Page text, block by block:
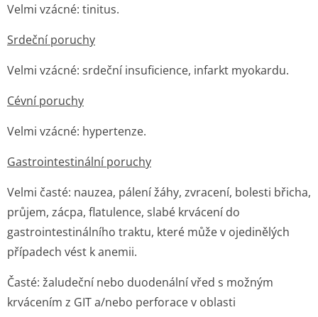
Velmi vzácné: tinitus.
Srdeční poruchy
Velmi vzácné: srdeční insuficience, infarkt myokardu.
Cévní poruchy
Velmi vzácné: hypertenze.
Gastrointestinální poruchy
Velmi časté: nauzea, pálení žáhy, zvracení, bolesti břicha,
průjem, zácpa, flatulence, slabé krvácení do
gastrointesti­nálního traktu, které může v ojedinělých
případech vést k anemii.
Časté: žaludeční nebo duodenální vřed s možným
krvácením z GIT a/nebo perforace v oblasti